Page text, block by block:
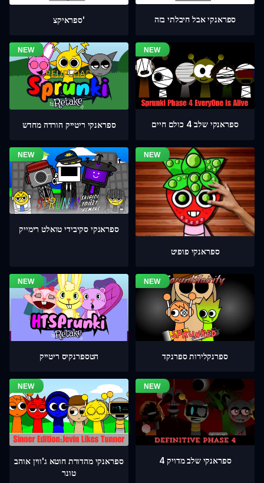
ספראיקצ' ספראנקי אבל חיבלתי בזה
ספראנקי ריטייק הורדה מחדש ספראנקי שלב 4 כולם חיים
ספראנקי סקיבידי טואלט רימייק
ספראנקי פופיט
הטספרנקיס ריטייק ספרנקלירות ספרנקד
ספראנקי מהדורת חוטא ג'ווין אוהב
טונר
ספראנקי שלב מדויק 4